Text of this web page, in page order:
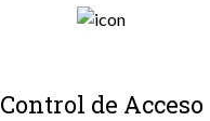
Control de Acceso